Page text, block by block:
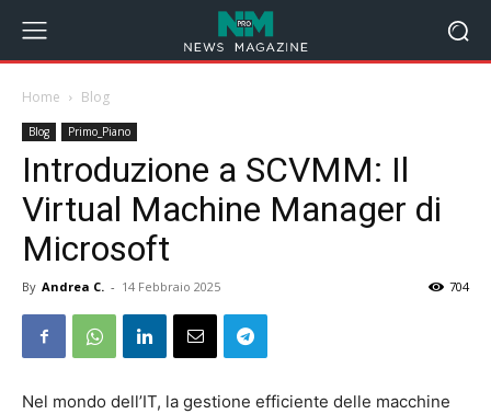
Home Blog
Blog Primo_Piano
Introduzione a SCVMM: Il
Virtual Machine Manager di
Microsoft
By Andrea C. - 14 Febbraio 2025 704
Nel mondo dell’IT, la gestione efficiente delle macchine